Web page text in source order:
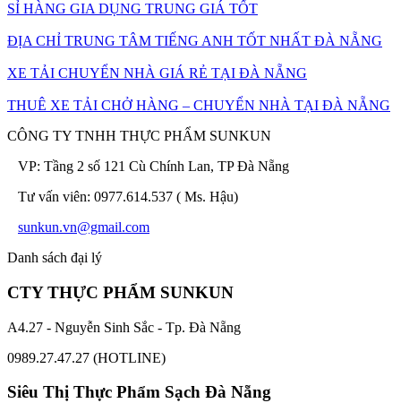
SỈ HÀNG GIA DỤNG TRUNG GIÁ TỐT
ĐỊA CHỈ TRUNG TÂM TIẾNG ANH TỐT NHẤT ĐÀ NẴNG
XE TẢI CHUYỂN NHÀ GIÁ RẺ TẠI ĐÀ NẴNG
THUÊ XE TẢI CHỞ HÀNG – CHUYỂN NHÀ TẠI ĐÀ NẴNG
CÔNG TY TNHH THỰC PHẨM SUNKUN
VP: Tầng 2 số 121 Cù Chính Lan, TP Đà Nẵng
Tư vấn viên: 0977.614.537 ( Ms. Hậu)
sunkun.vn@gmail.com
Danh sách đại lý
CTY THỰC PHẨM SUNKUN
A4.27 - Nguyễn Sinh Sắc - Tp. Đà Nẵng
0989.27.47.27 (HOTLINE)
Siêu Thị Thực Phẩm Sạch Đà Nẵng